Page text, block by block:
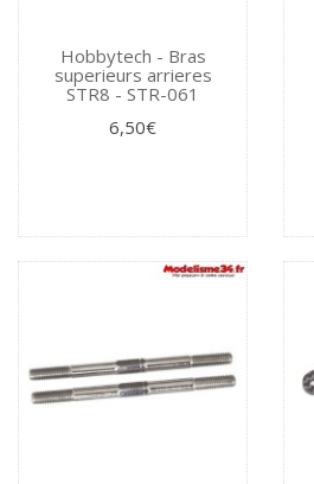
Hobbytech - Bras
superieurs arrieres
STR8 - STR-061
6,50€